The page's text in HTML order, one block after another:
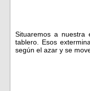
Situaremos a nuestra
tablero. Esos
según el azar y se